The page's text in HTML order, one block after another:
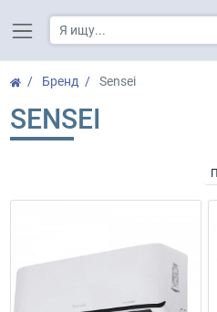
Бренд Sensei
SENSEI